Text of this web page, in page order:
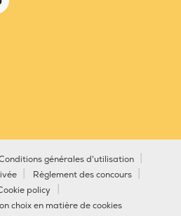
générales d'utilisation
Règlement des concours
policy
choix en matière de cookies